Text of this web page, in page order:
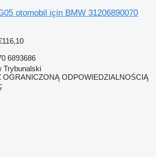
otomobil için BMW 31206890070
6893686
Trybunalski
OGRANICZONĄ ODPOWIEDZIALNOŚCIĄ